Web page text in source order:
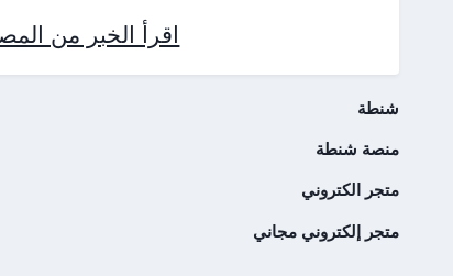
اقرأ الخبر من
شنطة
منصة شنطة
متجر الكتروني
متجر إلكتروني مجاني